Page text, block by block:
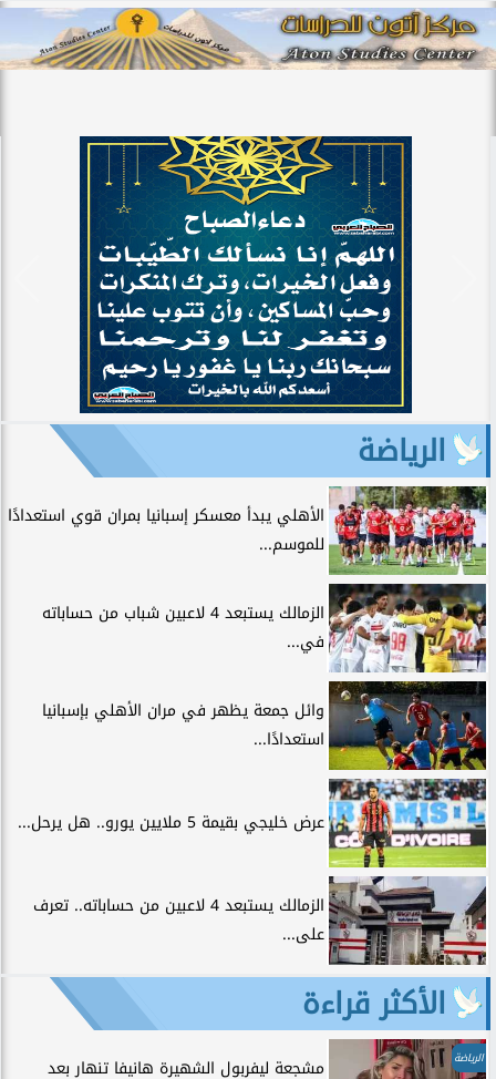
الرياضة
الأهلي يبدأ معسكر إسبانيا بمران قوي استعدادًا
للموسم...
الزمالك يستبعد 4 لاعبين شباب من حساباته
في...
وائل جمعة يظهر في مران الأهلي بإسبانيا
استعدادًا...
عرض خليجي بقيمة 5 ملايين يورو.. هل يرحل...
الزمالك يستبعد 4 لاعبين من حساباته.. تعرف
على...
الأكثر قراءة
الرياضة
مشجعة ليفربول الشهيرة هانيفا تنهار بعد